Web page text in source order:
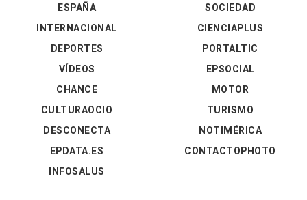
ESPAÑA
INTERNACIONAL
DEPORTES
VÍDEOS
SOCIEDAD
CIENCIAPLUS
PORTALTIC
EPSOCIAL
CHANCE
CULTURAOCIO
DESCONECTA
EPDATA.ES
INFOSALUS
MOTOR
TURISMO
NOTIMÉRICA
CONTACTOPHOTO